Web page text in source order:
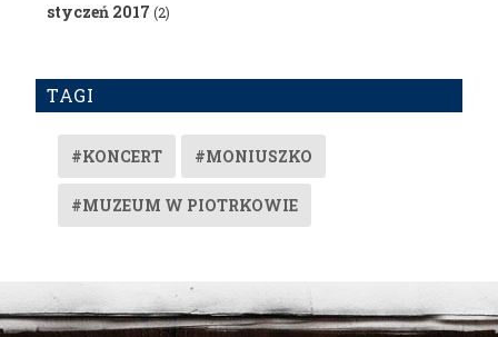
styczeń 2017 (2)
TAGI
#KONCERT #MONIUSZKO
#MUZEUM W PIOTRKOWIE